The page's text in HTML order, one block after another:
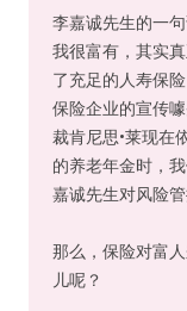
李嘉诚先生的一
我很富有，其实
了充足的人寿保
保险企业的宣传
裁肯尼思•莱现在
的养老年金时，
嘉诚先生对风险管
那么，保险对富
儿呢？